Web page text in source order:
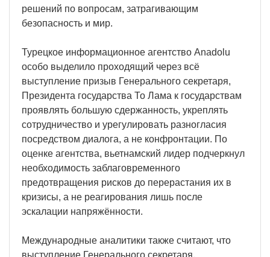
решений по вопросам, затрагивающим
безопасность и мир.
Турецкое информационное агентство Anadolu
особо выделило проходящий через всё
выступление призыв Генерального секретаря,
Президента государства То Лама к государствам
проявлять большую сдержанность, укреплять
сотрудничество и урегулировать разногласия
посредством диалога, а не конфронтации. По
оценке агентства, вьетнамский лидер подчеркнул
необходимость заблаговременного
предотвращения рисков до перерастания их в
кризисы, а не реагирования лишь после
эскалации напряжённости.
Международные аналитики также считают, что
выступление Генерального секретаря,